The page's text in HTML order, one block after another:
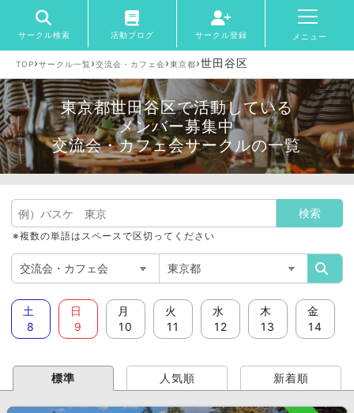
サークル検索 活動ブログ サークル登録 メニュー
TOP›サークル一覧 ›交流会・カフェ会›東京都›世田谷区
東京都世田谷区で活動している
メンバー募集中
交流会・カフェ会サークルの一覧
※複数の単語はスペースで区切ってください
土
8
日
9
月
10
火
11
水
12
木
13
金
14
標準 人気順 新着順